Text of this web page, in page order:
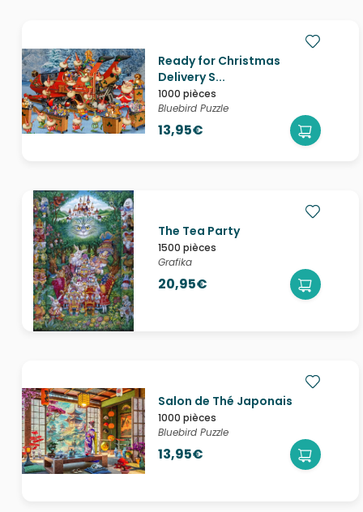
Ready for Christmas
Delivery S...
1000 pièces
Bluebird Puzzle
13,95€
The Tea Party
1500 pièces
Grafika
20,95€
Salon de Thé Japonais
1000 pièces
Bluebird Puzzle
13,95€